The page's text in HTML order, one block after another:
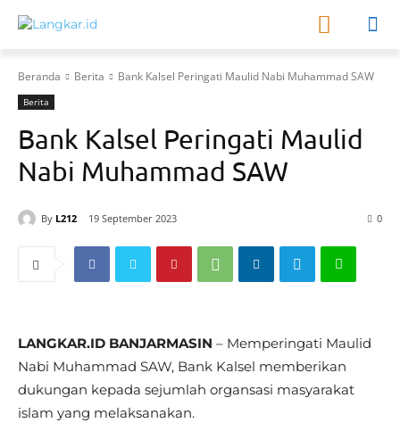
Beranda Berita Bank Kalsel Peringati Maulid Nabi Muhammad SAW
Berita
Bank Kalsel Peringati Maulid
Nabi Muhammad SAW
By L212 19 September 2023 0
LANGKAR.ID BANJARMASIN – Memperingati Maulid
Nabi Muhammad SAW, Bank Kalsel memberikan
dukungan kepada sejumlah organsasi masyarakat
islam yang melaksanakan.